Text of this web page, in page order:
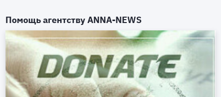
Помощь агентствуANNA-NEWS